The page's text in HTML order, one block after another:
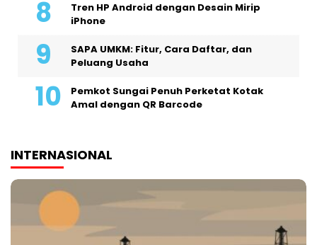
Tren HP Android dengan Desain Mirip
iPhone
SAPA UMKM: Fitur, Cara Daftar, dan
Peluang Usaha
Pemkot Sungai Penuh Perketat Kotak
Amal dengan QR Barcode
INTERNASIONAL